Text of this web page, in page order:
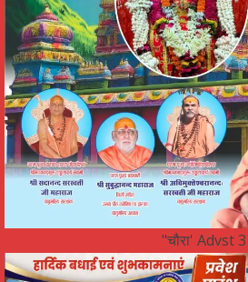
"चौरा' Advst 3